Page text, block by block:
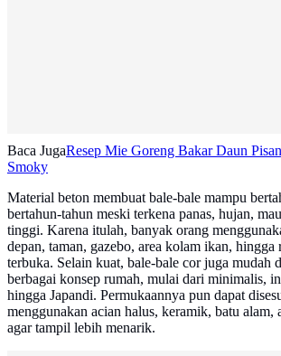
Baca JugaResep Mie Goreng Bakar Daun
Smoky
Material beton membuat bale-bale mampu
bertahun-tahun meski terkena panas, hujan,
tinggi. Karena itulah, banyak orang
depan, taman, gazebo, area kolam ikan, hingga
terbuka. Selain kuat, bale-bale cor juga mudah
berbagai konsep rumah, mulai dari minimalis,
hingga Japandi. Permukaannya pun dapat
menggunakan acian halus, keramik, batu alam,
agar tampil lebih menarik.